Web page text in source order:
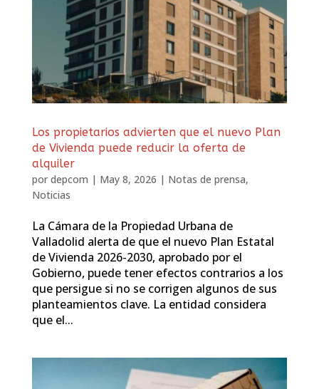
Los propietarios advierten que el nuevo Plan
de Vivienda puede reducir la oferta de
alquiler
por depcom | May 8, 2026 | Notas de prensa,
Noticias
La Cámara de la Propiedad Urbana de
Valladolid alerta de que el nuevo Plan Estatal
de Vivienda 2026-2030, aprobado por el
Gobierno, puede tener efectos contrarios a los
que persigue si no se corrigen algunos de sus
planteamientos clave. La entidad considera
que el...